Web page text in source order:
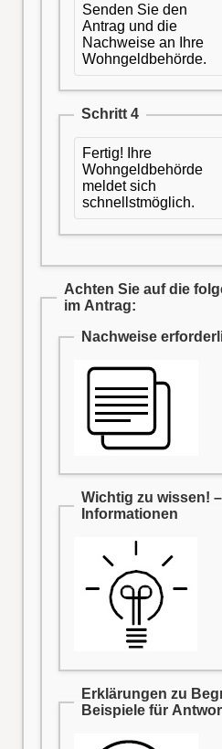
Senden Sie den
Antrag und die
Nachweise an Ihre
Wohngeldbehörde.
Schritt 4
Fertig! Ihre
Wohngeldbehörde
meldet sich
schnellstmöglich.
Achten Sie auf die
im Antrag:
Nachweise
Wichtig zu wissen!
Informationen
Erklärungen zu
Beispiele für